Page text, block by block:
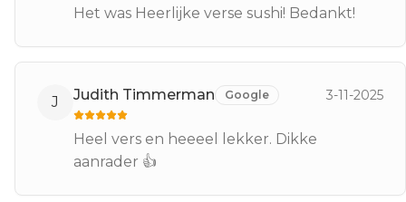
Het was Heerlijke verse sushi! Bedankt!
J Judith Timmerman Google 3-11-2025
Heel vers en heeeel lekker. Dikke
aanrader 👍